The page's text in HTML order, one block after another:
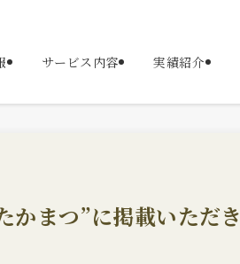
サービス内容 実績紹介
かまつ”に掲載いただ